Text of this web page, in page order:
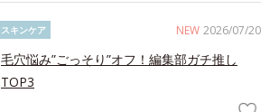
NEW 2026/07/20
スキンケア
毛穴悩み”ごっそり”オフ！編集部ガチ推し
TOP3